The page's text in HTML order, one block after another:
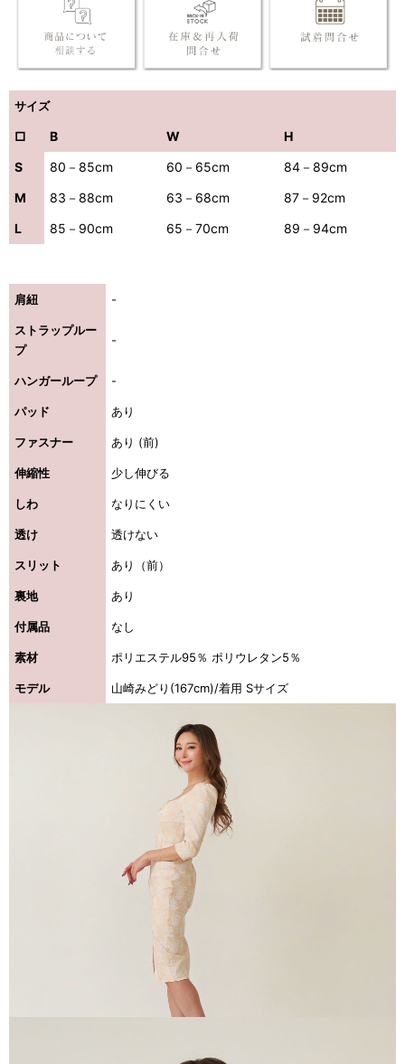
サイズ
□ B W
H
S
80－85cm 60－65cm
84－89cm
M
83－88cm 63－68cm
87－92cm
L
85－90cm 65－70cm 89－94cm
肩紐 -
ストラップルー
プ
-
ハンガーループ -
パッド あり
ファスナー あり (前)
伸縮性 少し伸びる
しわ なりにくい
透け 透けない
スリット あり（前）
裏地 あり
付属品 なし
素材 ポリエステル95％ ポリウレタン5％
モデル 山崎みどり(167cm)/着用 Sサイズ